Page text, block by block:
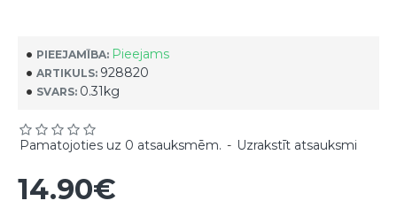
PIEEJAMĪBA: Pieejams
ARTIKULS: 928820
SVARS: 0.31kg
Pamatojoties uz 0 atsauksmēm. - Uzrakstīt atsauksmi
14.90€